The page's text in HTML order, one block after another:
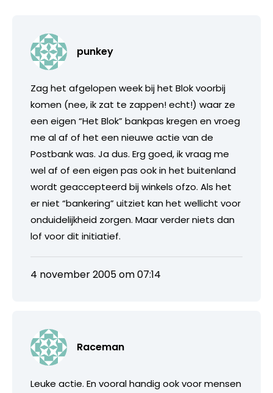
punkey
Zag het afgelopen week bij het Blok voorbij
komen (nee, ik zat te zappen! echt!) waar ze
een eigen “Het Blok” bankpas kregen en vroeg
me al af of het een nieuwe actie van de
Postbank was. Ja dus. Erg goed, ik vraag me
wel af of een eigen pas ook in het buitenland
wordt geaccepteerd bij winkels ofzo. Als het
er niet “bankering” uitziet kan het wellicht voor
onduidelijkheid zorgen. Maar verder niets dan
lof voor dit initiatief.
4 november 2005 om 07:14
Raceman
Leuke actie. En vooral handig ook voor mensen